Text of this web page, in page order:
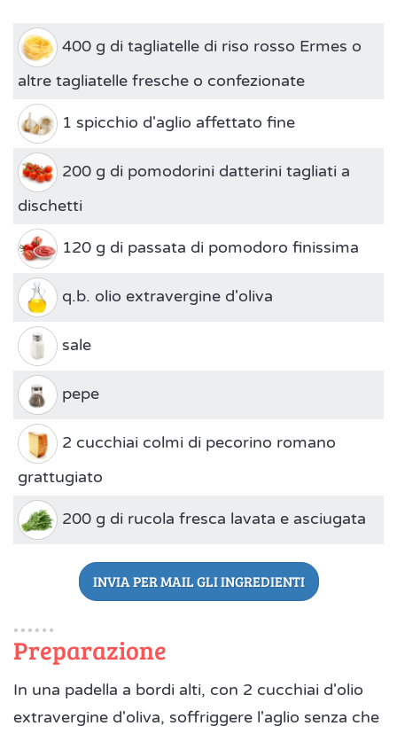
400 g di tagliatelle di riso rosso Ermes o
altre tagliatelle fresche o confezionate
1 spicchio d'aglio affettato fine
200 g di pomodorini datterini tagliati a
dischetti
120 g di passata di pomodoro finissima
q.b. olio extravergine d'oliva
sale
pepe
2 cucchiai colmi di pecorino romano
grattugiato
200 g di rucola fresca lavata e asciugata
INVIA PER MAIL GLI INGREDIENTI
Preparazione
In una padella a bordi alti, con 2 cucchiai d'olio
extravergine d'oliva, soffriggere l'aglio senza che